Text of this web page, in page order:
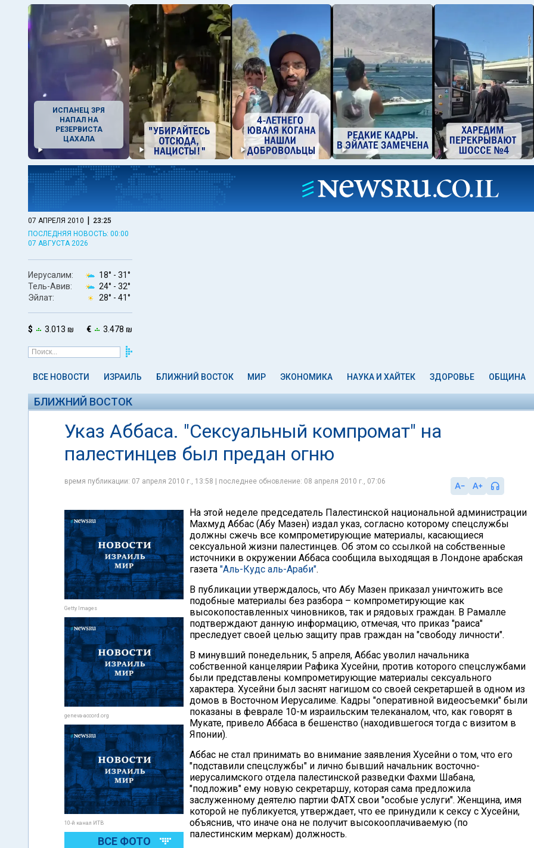
ИСПАНЕЦ ЗРЯ
НАПАЛ НА
РЕЗЕРВИСТА
ЦАХАЛА
07 АПРЕЛЯ 2010 | 23:25
ПОСЛЕДНЯЯ НОВОСТЬ: 00:00
07 АВГУСТА 2026
Иерусалим: 18° - 31°
Тель-Авив:
24° - 32°
Эйлат:
28° - 41°
$ 3.013 ₪ € 3.478 ₪
ВСЕ НОВОСТИ ИЗРАИЛЬ БЛИЖНИЙ ВОСТОК МИР ЭКОНОМИКА НАУКА И ХАЙТЕК ЗДОРОВЬЕ ОБЩИНА
БЛИЖНИЙ ВОСТОК
Указ Аббаса. "Сексуальный компромат" на
палестинцев был предан огню
время публикации: 07 апреля 2010 г., 13:58 | последнее обновление: 08 апреля 2010 г., 07:06
Getty Images
geneva-accord.org
10-й канал ИТВ
ВСЕ ФОТО
На этой неделе председатель Палестинской национальной администрации
Махмуд Аббас (Абу Мазен) издал указ, согласно которому спецслужбы
должны сжечь все компрометирующие материалы, касающиеся
сексуальной жизни палестинцев. Об этом со ссылкой на собственные
источники в окружении Аббаса сообщила выходящая в Лондоне арабская
газета "Аль-Кудс аль-Араби".
В публикации утверждалось, что Абу Мазен приказал уничтожить все
подобные материалы без разбора – компрометирующие как
высокопоставленных чиновников, так и рядовых граждан. В Рамалле
подтверждают данную информацию, отмечая, что приказ "раиса"
преследует своей целью защиту прав граждан на "свободу личности".
В минувший понедельник, 5 апреля, Аббас уволил начальника
собственной канцелярии Рафика Хусейни, против которого спецслужбами
были представлены компрометирующие материалы сексуального
характера. Хусейни был заснят нагишом со своей секретаршей в одном из
домов в Восточном Иерусалиме. Кадры "оперативной видеосъемки" были
показаны в феврале 10-м израильским телеканалом, что, как говорят в
Мукате, привело Аббаса в бешенство (находившегося тогда с визитом в
Японии).
Аббас не стал принимать во внимание заявления Хусейни о том, что его
"подставили спецслужбы" и лично бывший начальник восточно-
иерусалимского отдела палестинской разведки Фахми Шабана,
"подложив" ему новую секретаршу, которая сама предложила
заслуженному деятелю партии ФАТХ свои "особые услуги". Женщина, имя
которой не публикуется, утверждает, что ее принудили к сексу с Хусейни,
объяснив, что иначе она не получит высокооплачиваемую (по
палестинским меркам) должность.